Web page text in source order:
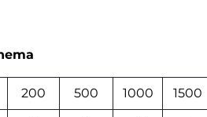
200 500 1000 1500